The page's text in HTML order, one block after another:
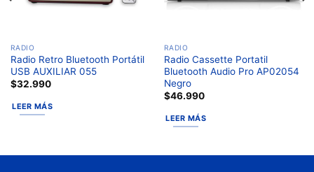
RADIO
Radio Retro Bluetooth Portátil
USB AUXILIAR 055
$32.990
LEER MÁS
RADIO
Radio Cassette Portatil
Bluetooth Audio Pro AP02054
Negro
$46.990
LEER MÁS